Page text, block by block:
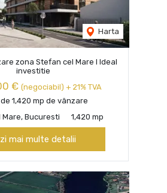
Harta
zona Stefan cel Mare I Ideal
investitie
€ (negociabil) + 21% TVA
1,420 mp de vânzare
Bucuresti
1,420 mp
mai multe detalii